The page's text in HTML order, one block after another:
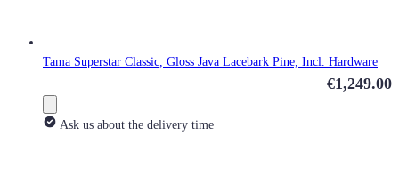
Tama Superstar Classic, Gloss Java Lacebark Pine, Incl. Hardware
€1,249.00
Ask us about the delivery time